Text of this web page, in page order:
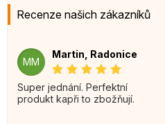
Recenze našich zákazníků
MM
Martin, Radonice
Super jednání. Perfektní
produkt kapři to zbožňují.